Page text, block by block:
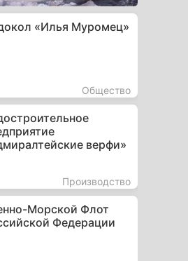
«Илья Муромец»
Общество
верфи»
Производство
Морской Флот
Федерации